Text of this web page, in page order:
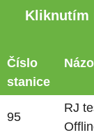
Kliknutím
Číslo
stanice
95
RJ